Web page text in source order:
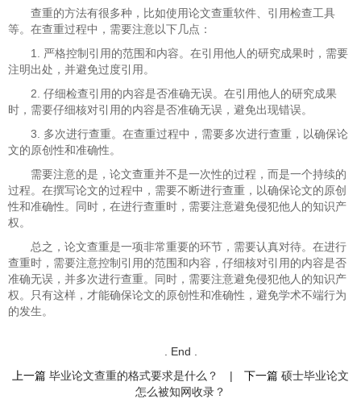
查重的方法有很多种，比如使用论文查重软件、引用检查工具
等。在查重过程中，需要注意以下几点：
1. 严格控制引用的范围和内容。在引用他人的研究成果时，需要
注明出处，并避免过度引用。
2. 仔细检查引用的内容是否准确无误。在引用他人的研究成果
时，需要仔细核对引用的内容是否准确无误，避免出现错误。
3. 多次进行查重。在查重过程中，需要多次进行查重，以确保论
文的原创性和准确性。
需要注意的是，论文查重并不是一次性的过程，而是一个持续的
过程。在撰写论文的过程中，需要不断进行查重，以确保论文的原创
性和准确性。同时，在进行查重时，需要注意避免侵犯他人的知识产
权。
总之，论文查重是一项非常重要的环节，需要认真对待。在进行
查重时，需要注意控制引用的范围和内容，仔细核对引用的内容是否
准确无误，并多次进行查重。同时，需要注意避免侵犯他人的知识产
权。只有这样，才能确保论文的原创性和准确性，避免学术不端行为
的发生。
. End .
上一篇 毕业论文查重的格式要求是什么？ | 下一篇 硕士毕业论文
怎么被知网收录？